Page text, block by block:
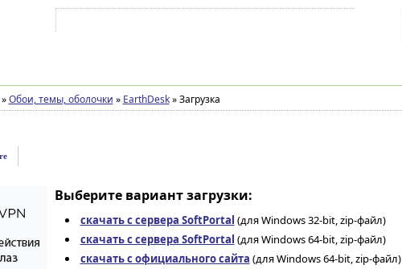
» Обои, темы, оболочки » EarthDesk »Загрузка
Выберите вариант загрузки:
скачать с сервера SoftPortal (для Windows 32-bit, zip-файл)
скачать с сервера SoftPortal (для Windows 64-bit, zip-файл)
скачать с официального сайта (для Windows 64-bit, zip-файл)